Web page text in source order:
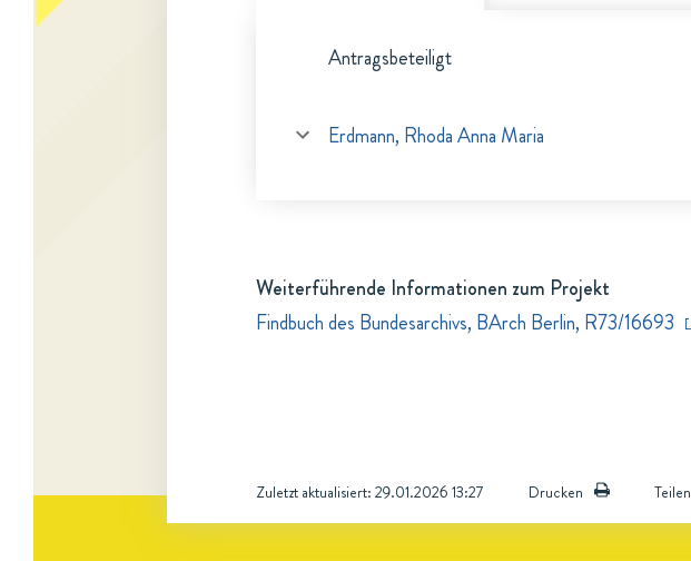
Antragsbeteiligt
Erdmann, Rhoda Anna Maria
Weiterführende Informationen zum Projekt
Findbuch des Bundesarchivs, BArch Berlin, R73/16693
Zuletzt aktualisiert: 29.01.2026 13:27 Drucken Teilen